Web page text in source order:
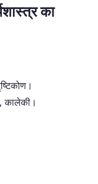
का
कालेकी।